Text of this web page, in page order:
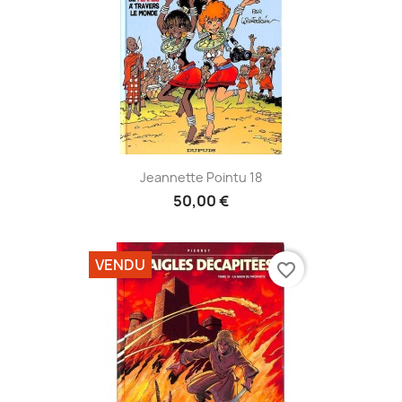
Jeannette Pointu 18
50,00 €
VENDU favorite_border